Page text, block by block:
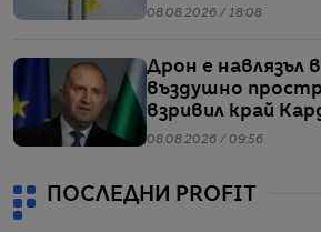
08.08.2026 / 18:08
Дрон е навлязъл
въздушно
взривил край
Радев
08.08.2026 / 09:56
ПОСЛЕДНИ PROFIT